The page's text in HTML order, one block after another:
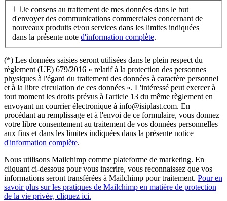
Je consens au traitement de mes données dans le but
d'envoyer des communications commerciales concernant de
nouveaux produits et/ou services dans les limites indiquées
dans la présente note d'information complète.
(*) Les données saisies seront utilisées dans le plein respect du
règlement (UE) 679/2016 « relatif à la protection des personnes
physiques à l'égard du traitement des données à caractère personnel
et à la libre circulation de ces données ». L'intéressé peut exercer à
tout moment les droits prévus à l'article 13 du même règlement en
envoyant un courrier électronique à info@isiplast.com. En
procédant au remplissage et à l'envoi de ce formulaire, vous donnez
votre libre consentement au traitement de vos données personnelles
aux fins et dans les limites indiquées dans la présente notice
d'information complète.
Nous utilisons Mailchimp comme plateforme de marketing. En
cliquant ci-dessous pour vous inscrire, vous reconnaissez que vos
informations seront transférées à Mailchimp pour traitement. Pour en
savoir plus sur les pratiques de Mailchimp en matière de protection
de la vie privée, cliquez ici.